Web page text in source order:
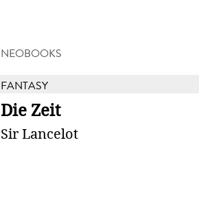
NEOBOOKS
FANTASY
Die Zeit
Sir Lancelot